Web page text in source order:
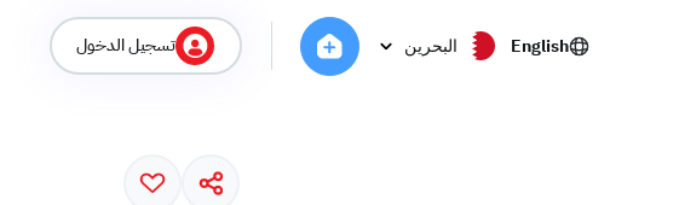
English البحرين تسجيل الدخول